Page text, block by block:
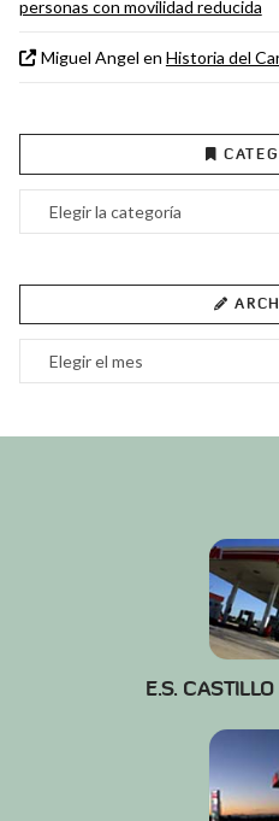
personas con movilidad reducida
Miguel Angel en Historia del
Categorías
Archivos
E.S.